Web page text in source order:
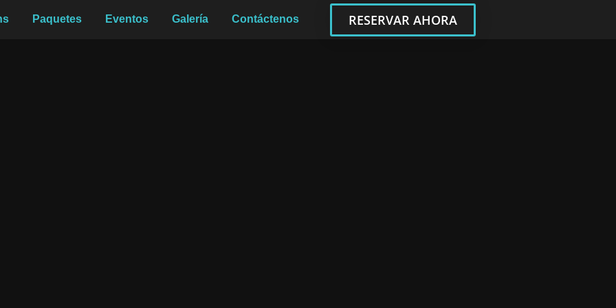
Paquetes Eventos Galería Contáctenos RESERVAR AHORA